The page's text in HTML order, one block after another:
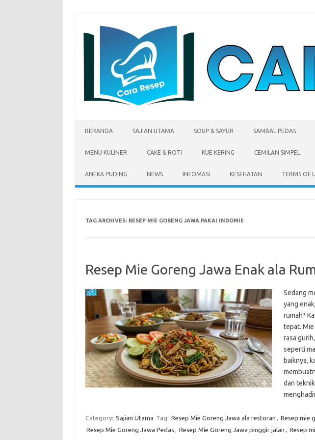
BERANDA SAJIAN UTAMA SOUP & SAYUR SAMBAL PEDAS
MENU KULINER CAKE & ROTI KUE KERING CEMILAN SIMPEL
ANEKA PUDING NEWS INFOMASI KESEHATAN TERMS OF
TAG ARCHIVES: RESEP MIE GORENG JAWA PAKAI INDOMIE
Resep Mie Goreng Jawa Enak ala
Sedang
yang
rumah?
tepat.
rasa
seperti
baiknya,
dan
Category: Sajian Utama Tag: Resep Mie Goreng Jawa ala restoran Resep mie
Resep Mie Goreng Jawa Pedas
Resep Mie Goreng Jawa pinggir jalan Resep